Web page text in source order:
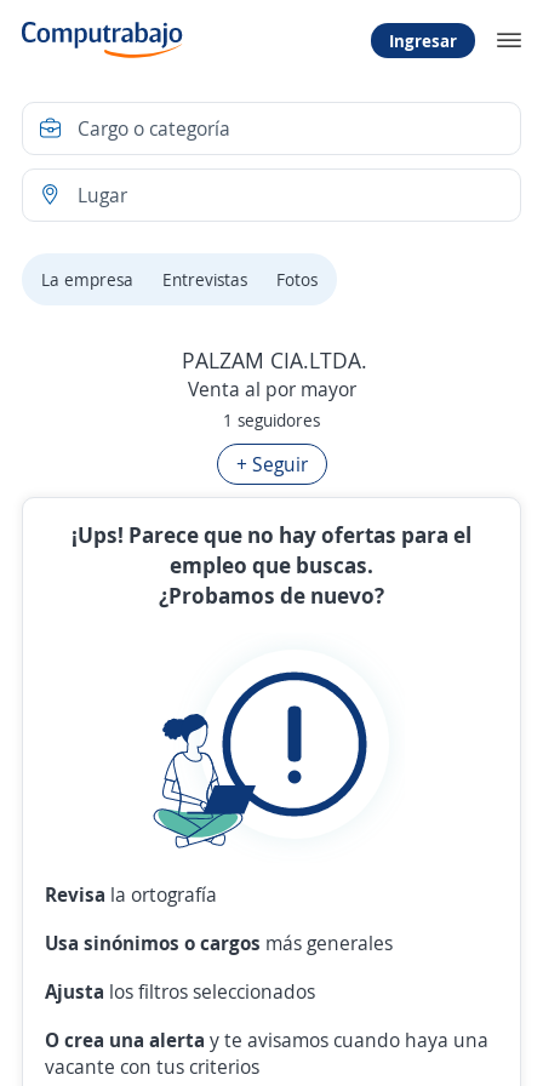
Ingresar
La empresa Entrevistas Fotos
PALZAM CIA.LTDA.
Venta al por mayor
1 seguidores
+ Seguir
¡Ups! Parece que no hay ofertas para el
empleo que buscas.
¿Probamos de nuevo?
Revisa la ortografía
Usa sinónimos o cargos más generales
Ajusta los filtros seleccionados
O crea una alerta y te avisamos cuando haya una
vacante con tus criterios